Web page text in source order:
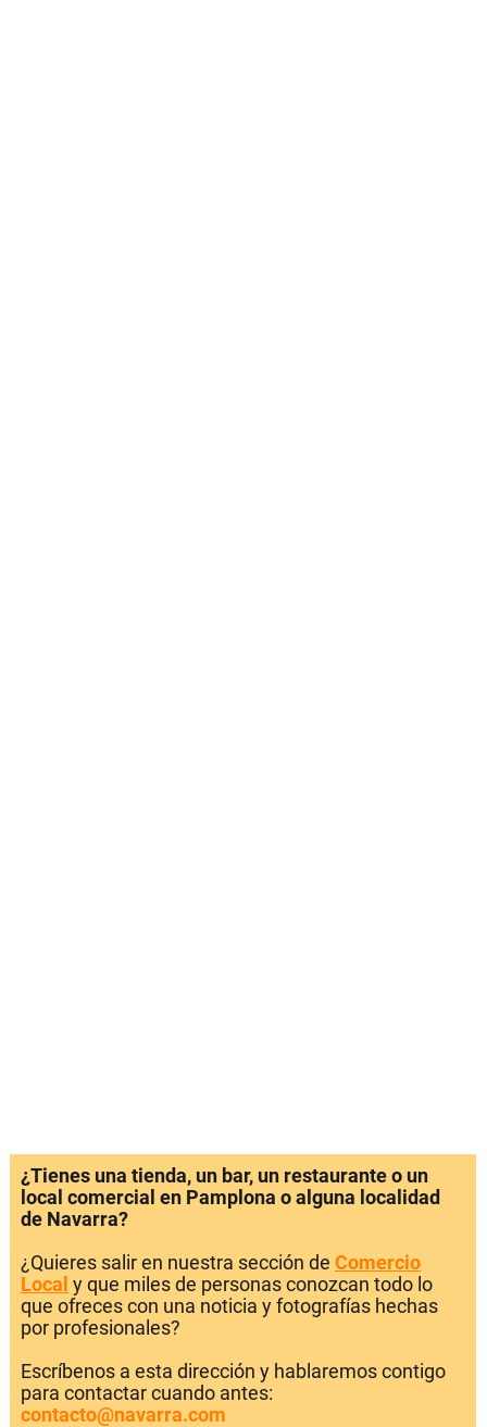
¿Tienes una tienda, un bar, un restaurante o un
local comercial en Pamplona o alguna localidad
de Navarra?
¿Quieres salir en nuestra sección de Comercio
Local y que miles de personas conozcan todo lo
que ofreces con una noticia y fotografías hechas
por profesionales?
Escríbenos a esta dirección y hablaremos contigo
para contactar cuando antes:
contacto@navarra.com